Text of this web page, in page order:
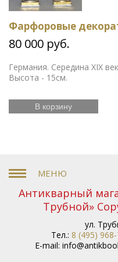
Фарфоровые
80 000 руб.
Германия. Середина XIX
Высота - 15см.
В корзину
Антикварный
Трубной»
ул.
Тел.: 8 (495)
E-mail: